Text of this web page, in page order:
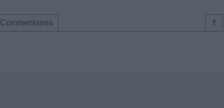
⇑
Commentaires